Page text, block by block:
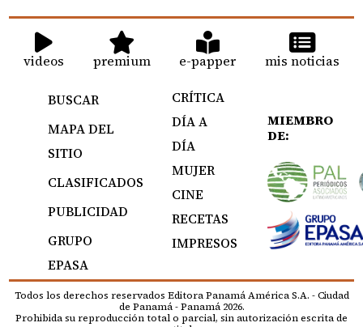
videos premium e-papper mis noticias
BUSCAR
MAPA DEL
SITIO
CLASIFICADOS
PUBLICIDAD
GRUPO
EPASA
CRÍTICA
DÍA A
DÍA
MUJER
CINE
RECETAS
IMPRESOS
MIEMBRO
DE:
Todos los derechos reservados Editora Panamá América S.A. - Ciudad
de Panamá - Panamá 2026.
Prohibida su reproducción total o parcial, sin autorización escrita de